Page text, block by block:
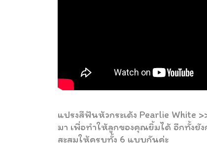
แปรงสีฟันห้วกระเด้ง Pearlie White
มา เพื่อทำให้ลูกของคุณยิ้มได้ อีกทั้ง
สะสมให้ครบทั้ง 6 แบบกันค่ะ